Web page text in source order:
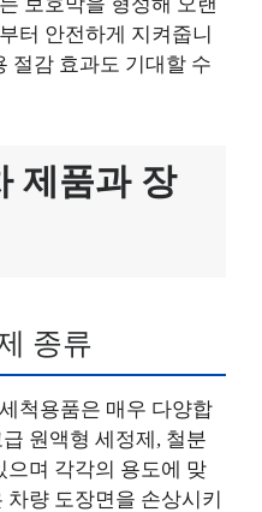
터 안전하게 지켜줍니
절감 효과도 기대할 수
제품과 장
종류
척용품은 매우 다양합
원액형 세정제, 철분
으며 각각의 용도에 맞
량 도장면을 손상시키